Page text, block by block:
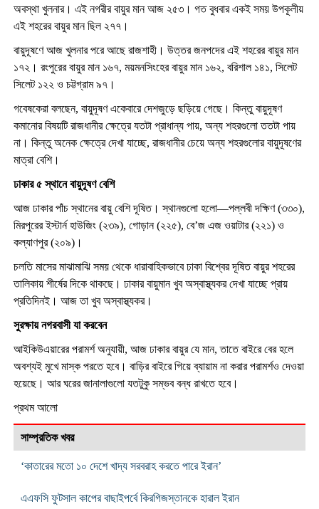
অবস্থা খুলনার। এই নগরীর বায়ুর মান আজ ২৫৩। গত বুধবার একই সময় উপকূলীয়
এই শহরের বায়ুর মান ছিল ২৭৭।
বায়ুদূষণে আজ খুলনার পরে আছে রাজশাহী। উত্তর জনপদের এই শহরের বায়ুর মান
১৭২। রংপুরের বায়ুর মান ১৬৭, ময়মনসিংহের বায়ুর মান ১৬২, বরিশাল ১৪১, সিলেট
সিলেট ১২২ ও চট্টগ্রাম ৯৭।
গবেষকেরা বলছেন, বায়ুদূষণ একেবারে দেশজুড়ে ছড়িয়ে গেছে। কিন্তু বায়ুদূষণ
কমানোর বিষয়টি রাজধানীর ক্ষেত্রে যতটা প্রাধান্য পায়, অন্য শহরগুলো ততটা পায়
না। কিন্তু অনেক ক্ষেত্রে দেখা যাচ্ছে, রাজধানীর চেয়ে অন্য শহরগুলোর বায়ুদূষণের
মাত্রা বেশি।
ঢাকার ৫ স্থানে বায়ুদূষণ বেশি
আজ ঢাকার পাঁচ স্থানের বায়ু বেশি দূষিত। স্থানগুলো হলো—পল্লবী দক্ষিণ (৩৩০),
মিরপুরের ইস্টার্ন হাউজিং (২৩৯), গোড়ান (২২৫), বে’জ এজ ওয়াটার (২২১) ও
কল্যাণপুর (২০৯)।
চলতি মাসের মাঝামাঝি সময় থেকে ধারাবাহিকভাবে ঢাকা বিশ্বের দূষিত বায়ুর শহরের
তালিকায় শীর্ষের দিকে থাকছে। ঢাকার বায়ুমান খুব অস্বাস্থ্যকর দেখা যাচ্ছে প্রায়
প্রতিদিনই। আজ তা খুব অস্বাস্থ্যকর।
সুরক্ষায় নগরবাসী যা করবেন
আইকিউএয়ারের পরামর্শ অনুযায়ী, আজ ঢাকার বায়ুর যে মান, তাতে বাইরে বের হলে
অবশ্যই মুখে মাস্ক পরতে হবে। বাড়ির বাইরে গিয়ে ব্যায়াম না করার পরামর্শও দেওয়া
হয়েছে। আর ঘরের জানালাগুলো যতটুকু সম্ভব বন্ধ রাখতে হবে।
প্রথম আলো
সাম্প্রতিক খবর
‘কাতারের মতো ১০ দেশে খাদ্য সরবরাহ করতে পারে ইরান’
এএফসি ফুটসাল কাপের বাছাইপর্বে কিরগিজস্তানকে হারাল ইরান